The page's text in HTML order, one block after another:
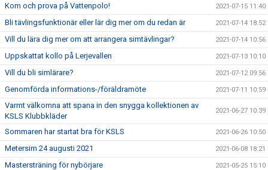
Kom och prova på Vattenpolo! 2021-07-15 11:40
Bli tävlingsfunktionär eller lär dig mer om du redan är 2021-07-14 18:52
Vill du lära dig mer om att arrangera simtävlingar? 2021-07-14 10:56
Uppskattat kollo på Lerjevallen 2021-07-13 10:10
Vill du bli simlärare? 2021-07-12 09:56
Genomförda informations-/föräldramöte 2021-07-11 10:59
Varmt välkomna att spana in den snygga kollektionen av
KSLS Klubbkläder
2021-06-27 10:39
Sommaren har startat bra för KSLS 2021-06-26 10:50
Metersim 24 augusti 2021 2021-06-08 18:21
Mastersträning för nybörjare 2021-05-25 15:10